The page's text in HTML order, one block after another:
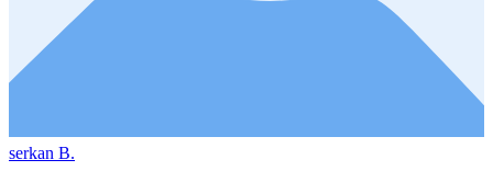
serkan B.